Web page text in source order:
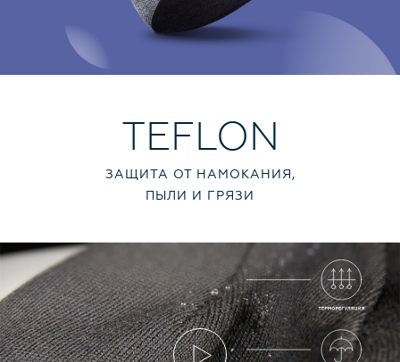
TEFLON
ЗАЩИТА ОТ НАМОКАНИЯ,
ПЫЛИ И ГРЯЗИ